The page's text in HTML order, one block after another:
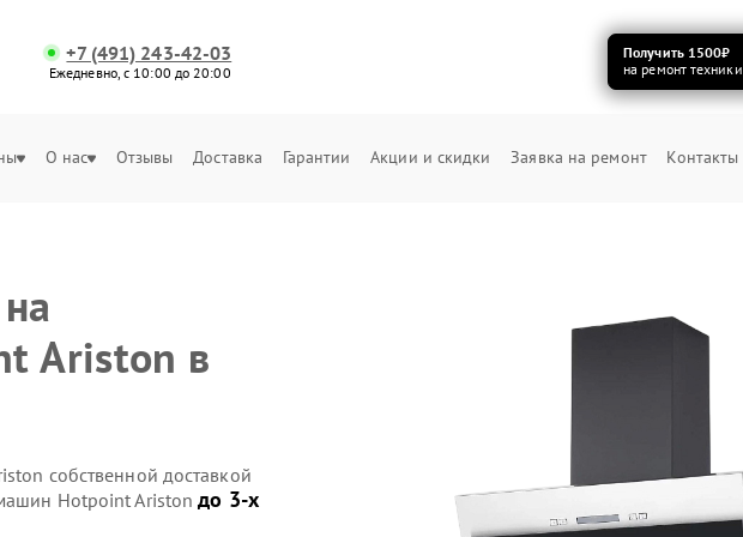
+7 (491) 243-42-03
Ежедневно, с 10:00 до 20:00
Получить 1500₽
на ремонт техники
О нас Отзывы Доставка Гарантии Акции и скидки Заявка на ремонт Контакты
Ariston в
собственной доставкой
Hotpoint Aristonдо 3-х